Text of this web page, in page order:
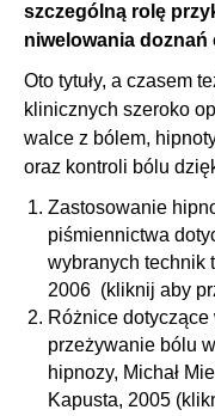
szczególną rolę
niwelowania
Oto tytuły, a czasem
klinicznych szeroko
walce z bólem,
oraz kontroli bólu
Zastosowanie
piśmiennictwa
wybranych technik
2006 (kliknij aby
Różnice
przeżywanie bólu
hipnozy, Michał
Kapusta, 2005